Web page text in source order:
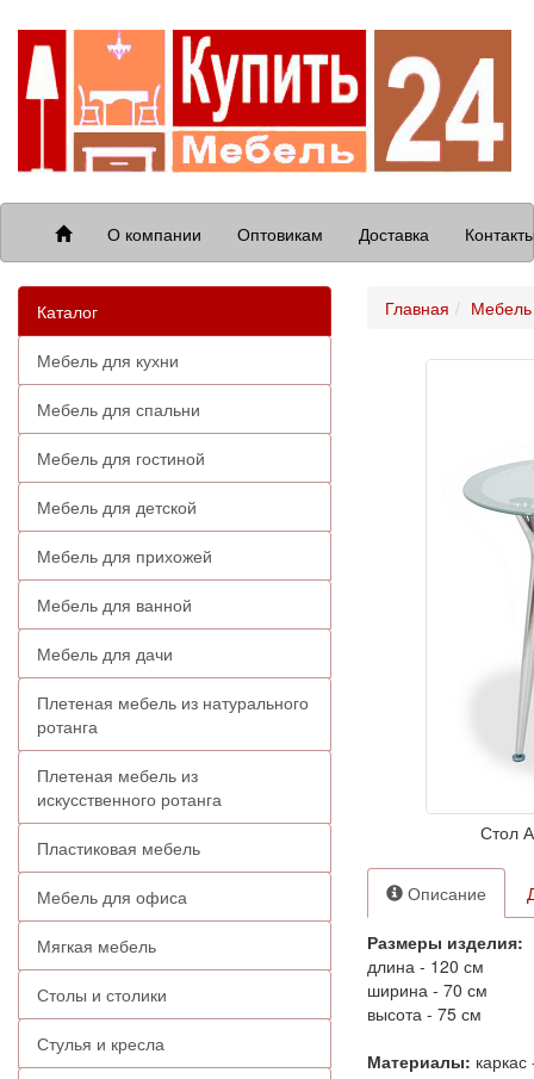
О компании Оптовикам Доставка
Каталог
Мебель для кухни
Мебель для спальни
Мебель для гостиной
Мебель для детской
Мебель для прихожей
Мебель для ванной
Мебель для дачи
Плетеная мебель из натурального
ротанга
Плетеная мебель из
искусственного ротанга
Пластиковая мебель
Мебель для офиса
Мягкая мебель
Столы и столики
Стулья и кресла
Главная Мебель
Стол
Описание
Размеры изделия:
длина - 120 см
ширина - 70 см
высота - 75 см
Материалы: